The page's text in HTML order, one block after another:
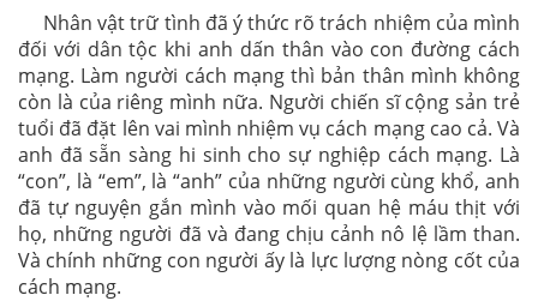
Nhân vật trữ tình đã ý thức rõ trách nhiệm của mình
đối với dân tộc khi anh dấn thân vào con đường cách
mạng. Làm người cách mạng thì bản thân mình không
còn là của riêng mình nữa. Người chiến sĩ cộng sản trẻ
tuổi đã đặt lên vai mình nhiệm vụ cách mạng cao cả. Và
anh đã sẵn sàng hi sinh cho sự nghiệp cách mạng. Là
“con”, là “em”, là “anh” của những người cùng khổ, anh
đã tự nguyện gắn mình vào mối quan hệ máu thịt với
họ, những người đã và đang chịu cảnh nô lệ lầm than.
Và chính những con người ấy là lực lượng nòng cốt của
cách mạng.